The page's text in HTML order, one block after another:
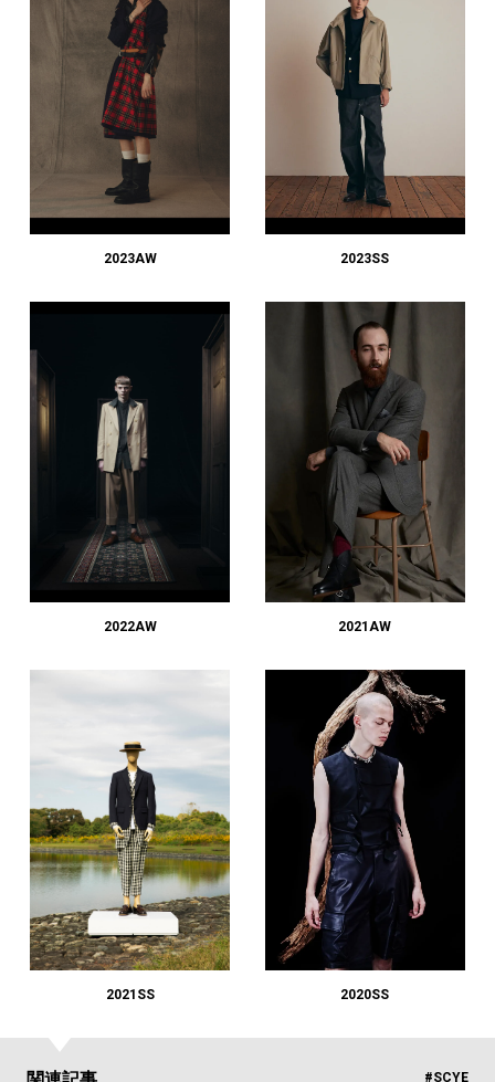
2023AW 2023SS
2022AW 2021AW
2021SS 2020SS
#SCYE